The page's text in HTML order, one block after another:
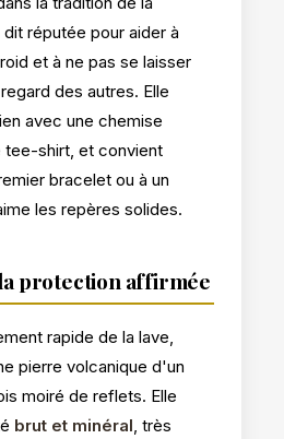
réputée pour aider à
et à ne pas se laisser
des autres. Elle
avec une chemise
tee-shirt, et convient
bracelet ou à un
les repères solides.
protection affirmée
rapide de la lave,
pierre volcanique d'un
moiré de reflets. Elle
brut et minéral, très